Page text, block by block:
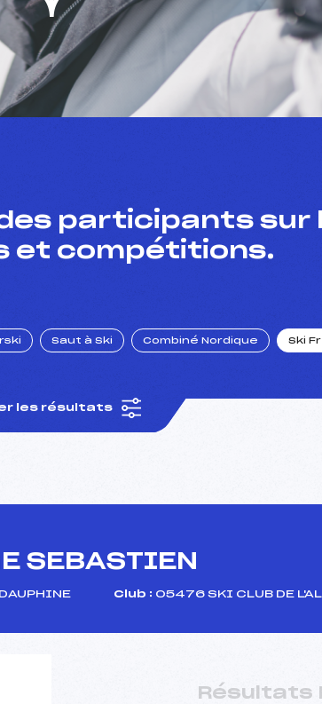
participants sur
et compétitions.
Saut à Ski Combiné Nordique Ski
les résultats
SEBASTIEN
Club : 05476 SKI CLUB DE
Résultats